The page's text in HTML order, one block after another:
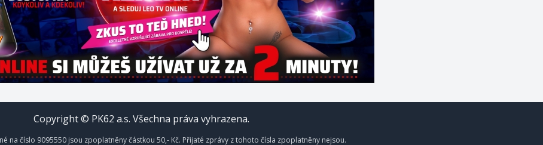
Copyright © PK62 a.s. Všechna práva vyhrazena.
na číslo 9095550 jsou zpoplatněny částkou 50,- Kč. Přijaté zprávy z tohoto čísla zpoplatněny nejsou.